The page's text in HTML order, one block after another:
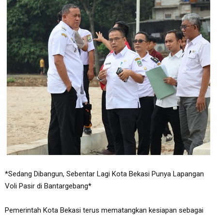
*Sedang Dibangun, Sebentar Lagi Kota Bekasi Punya Lapangan
Voli Pasir di Bantargebang*
Pemerintah Kota Bekasi terus mematangkan kesiapan sebagai